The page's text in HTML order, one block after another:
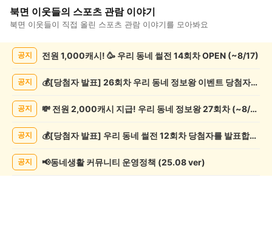
북면 이웃들의 스포츠 관람이야기
북면 이웃들이 직접 올린 스포츠 관람 이야기를 모아봐요
록
공지 전원 1,000캐시! 🥳 우리 동네 썰전 14회차 OPEN (~8/17)
공지 💰[당첨자 발표] 26회차 우리 동네 정보왕 이벤트 당첨자를 발표합니다!
공지 💸 전원 2,000캐시 지급! 우리 동네 정보왕 27회차 (~8/10)
공지 💰[당첨자 발표] 우리 동네 썰전 12회차 당첨자를 발표합니다!
공지 📢동네생활 커뮤니티 운영정책 (25.08 ver)